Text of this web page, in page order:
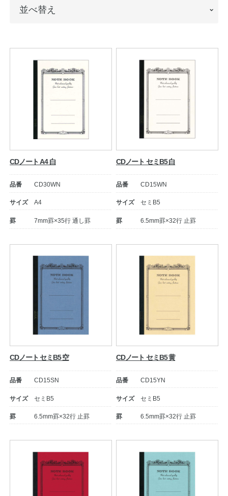
工場フォトツアー
公式オンラインショップ
企業情報 SDGsと未来
カタログ お知らせ
お問い合わせ プライバシーポリシー
English
教職員の皆さまへ
OEMご希望の方へ
公式アカウント
日本ノート
え
並べ替え
CDノート A4 白
品番 CD30WN
サイズ A4
罫 7mm罫×35行 通し罫
CDノート セミB5 白
品番 CD15WN
サイズ セミB5
罫 6.5mm罫×32行 止罫
CDノート セミB5 空
品番 CD15SN
サイズ セミB5
罫 6.5mm罫×32行 止罫
CDノート セミB5 黄
品番 CD15YN
サイズ セミB5
罫 6.5mm罫×32行 止罫